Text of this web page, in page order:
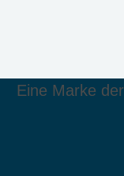
Eine Marke der